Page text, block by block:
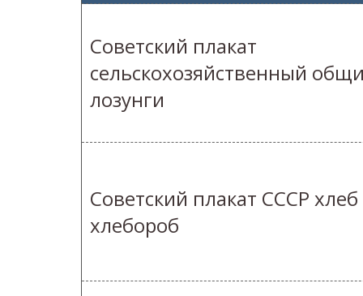
Советский плакат
сельскохозяйственный
лозунги
Советский плакат СССР хлеб
хлебороб